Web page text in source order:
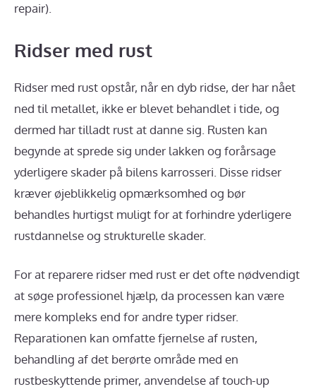
repair).
Ridser med rust
Ridser med rust opstår, når en dyb ridse, der har nået
ned til metallet, ikke er blevet behandlet i tide, og
dermed har tilladt rust at danne sig. Rusten kan
begynde at sprede sig under lakken og forårsage
yderligere skader på bilens karrosseri. Disse ridser
kræver øjeblikkelig opmærksomhed og bør
behandles hurtigst muligt for at forhindre yderligere
rustdannelse og strukturelle skader.
For at reparere ridser med rust er det ofte nødvendigt
at søge professionel hjælp, da processen kan være
mere kompleks end for andre typer ridser.
Reparationen kan omfatte fjernelse af rusten,
behandling af det berørte område med en
rustbeskyttende primer, anvendelse af touch-up